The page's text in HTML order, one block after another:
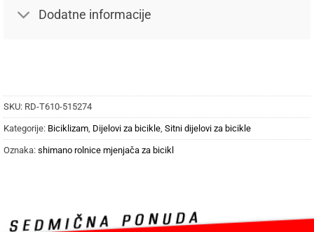
Dodatne informacije
SKU: RD-T610-515274
Kategorije: Biciklizam, Dijelovi za bicikle, Sitni dijelovi za bicikle
Oznaka: shimano rolnice mjenjača za bicikl